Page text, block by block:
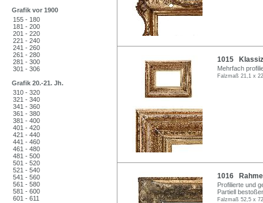
Grafik vor 1900
155 - 180
181 - 200
201 - 220
221 - 240
241 - 260
261 - 280
281 - 300
301 - 306
Grafik 20.-21. Jh.
310 - 320
321 - 340
341 - 360
361 - 380
381 - 400
401 - 420
421 - 440
441 - 460
461 - 480
481 - 500
501 - 520
521 - 540
541 - 560
561 - 580
581 - 600
601 - 611
1015
Mehrfach
Falzmaß 21,1 x
1016
Profilierte und
Partiell
Falzmaß 52,5 x